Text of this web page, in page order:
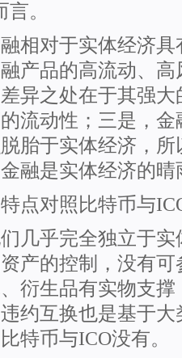
。
相对于实体经济
产品的高流动、
异之处在于其强
流动性；三是，
胎于实体经济，
融是实体经济的
点对照比特币与
几乎完全独立于
产的控制，没有
衍生品有实物支
约互换也是基于
特币与ICO没有。